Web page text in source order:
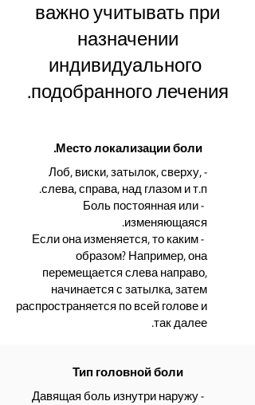
важно учитывать при
назначении
индивидуального
подобранного лечения.
Место локализации боли.
- Лоб, виски, затылок, сверху,
слева, справа, над глазом и т.п.
- Боль постоянная или
изменяющаяся.
- Если она изменяется, то каким
образом? Например, она
перемещается слева направо,
начинается с затылка, затем
распространяется по всей голове и
так далее.
Тип головной боли
- Давящая боль изнутри наружу